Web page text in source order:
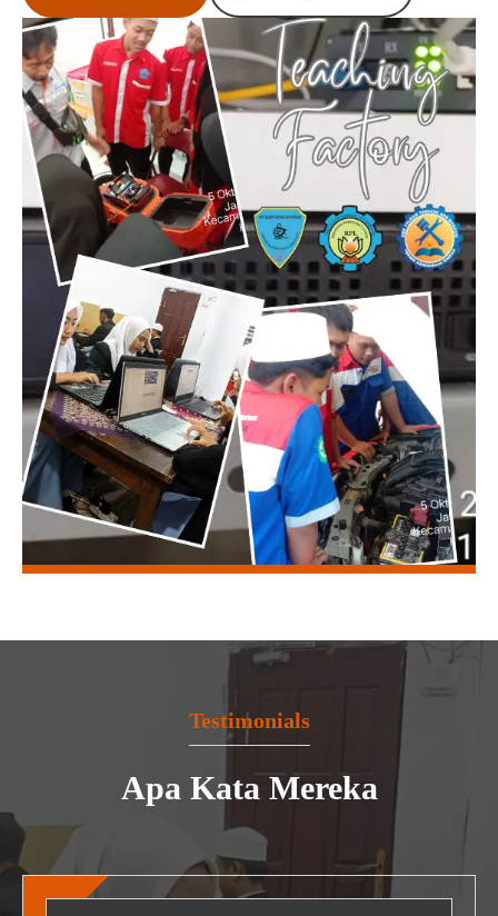
Testimonials
Apa Kata Mereka